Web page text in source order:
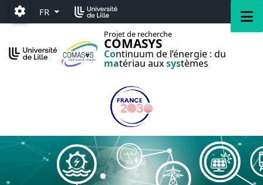
Accéder au menu principal
Accéder au contenu
Paramétrage
FR
Projet de recherche
COMASYS
Continuum de l’énergie : du
matériau auxsystèmes